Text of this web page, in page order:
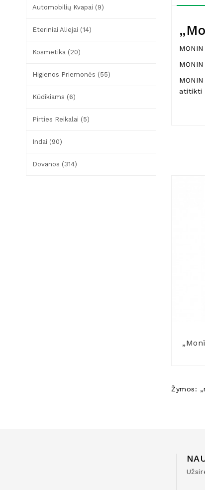
Automobilių Kvapai (9)
Eteriniai Aliejai (14)
Kosmetika (20)
Higienos Priemonės (55)
Kūdikiams (6)
Pirties Reikalai (5)
Indai (90)
Dovanos (314)
atitikti
Žymos: